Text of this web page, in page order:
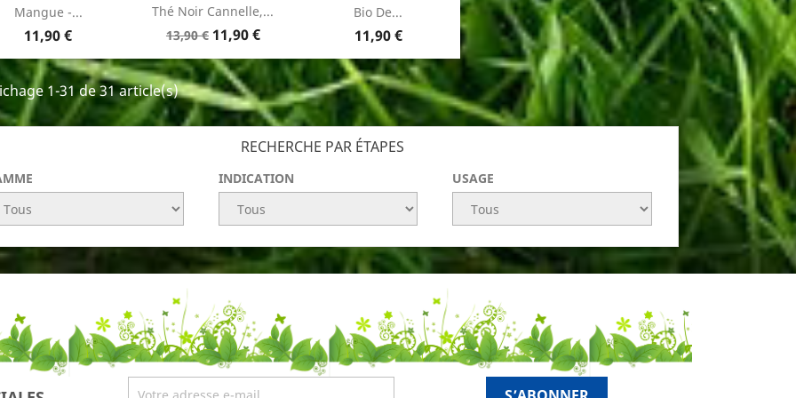
Mangue -...
Prix
11,90 €
Thé Noir Cannelle,...
Prix
base
13,90 € Prix
11,90 €
Bio De...
Prix
11,90 €
1-31 de 31 article(s)
RECHERCHE PAR ÉTAPES
INDICATION USAGE